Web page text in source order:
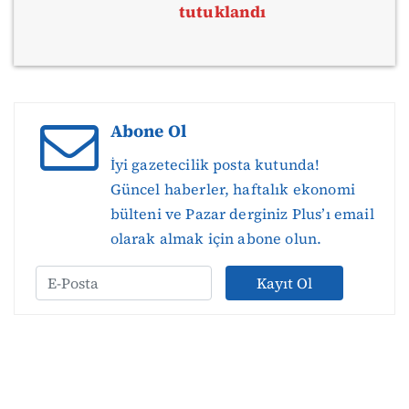
tutuklandı
Abone Ol
İyi gazetecilik posta kutunda!
Güncel haberler, haftalık ekonomi
bülteni ve Pazar derginiz Plus’ı email
olarak almak için abone olun.
Kayıt Ol